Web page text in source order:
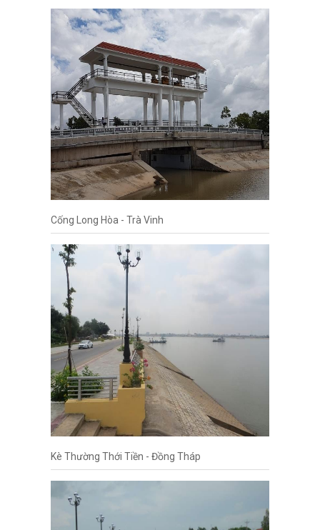
Cống Long Hòa - Trà Vinh
Kè Thường Thới Tiền - Đồng Tháp